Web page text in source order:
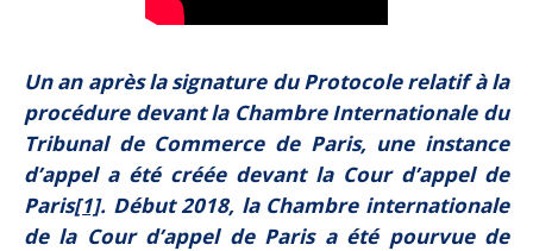
Un an après la signature du Protocole relatif à la
procédure devant la Chambre Internationale du
Tribunal de Commerce de Paris, une instance
d’appel a été créée devant la Cour d’appel de
Paris[1]. Début 2018, la Chambre internationale
de la Cour d’appel de Paris a été pourvue de